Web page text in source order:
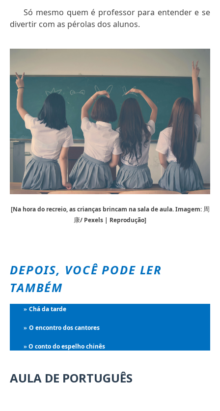
Só mesmo quem é professor para entender e se
divertir com as pérolas dos alunos.
[Na hora do recreio, as crianças brincam na sala de aula. Imagem: 周
康/ Pexels | Reprodução]
DEPOIS, VOCÊ PODE LER
TAMBÉM
» Chá da tarde
» O encontro dos cantores
» O conto do espelho chinês
AULA DE PORTUGUÊS